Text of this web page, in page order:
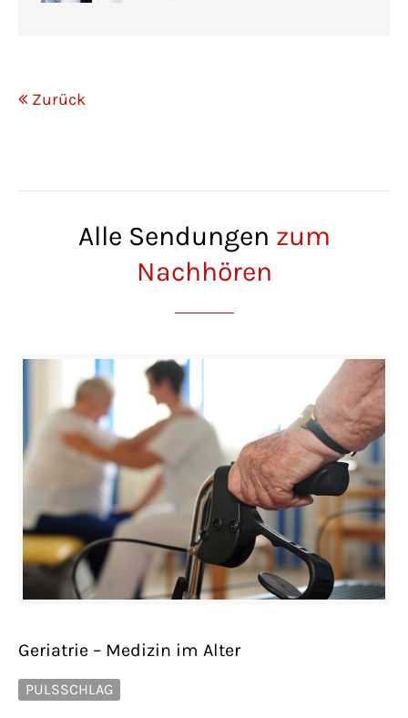
Zurück
Alle Sendungen zum
Nachhören
Geriatrie – Medizin im Alter
PULSSCHLAG